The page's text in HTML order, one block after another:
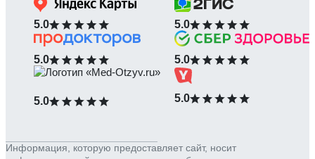
5.0 5.0
5.0 5.0
5.0 5.0
Информация, которую предоставляет сайт, носит